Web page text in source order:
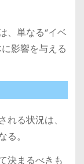
、単なる“イベ
影響を与える
れる状況は、
。
決まるべきも